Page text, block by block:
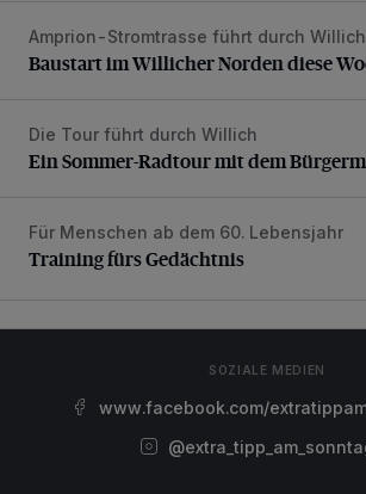
Baustart im Willicher Norden diese
Amprion-Stromtrasse führt durch Willich
Baustart im Willicher Norden diese
Ein Sommer-Radtour mit dem
Die Tour führt durch Willich
Ein Sommer-Radtour mit dem
Training fürs Gedächtnis
Für Menschen ab dem 60. Lebensjahr
Training fürs Gedächtnis
SOZIALE MEDIEN
www.facebook.com/